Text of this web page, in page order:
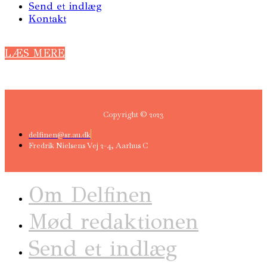
Send et indlæg
Kontakt
LÆS MERE
Copyright © 2023
delfinen@sr.au.dk
Fredrik Nielsens Vej 2-4, Aarhus C
Om Delfinen
Mød redaktionen
Send et indlæg